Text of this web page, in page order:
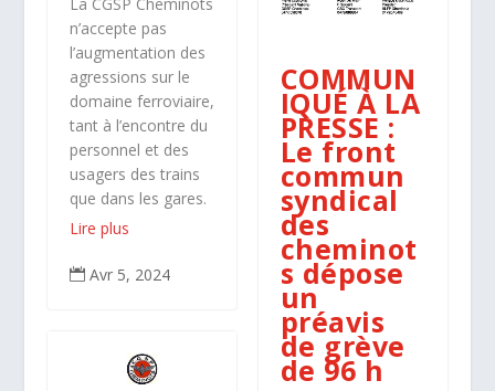
n’accepte pas
l’augmentation des
agressions sur le
domaine ferroviaire,
tant à l’encontre du
personnel et des
usagers des trains
que dans les gares.
Lire plus
 Avr 5, 2024
COMMUN
IQUÉ À LA
PRESSE :
Le front
commun
syndical
des
cheminot
s dépose
un
préavis
de grève
de 96 h